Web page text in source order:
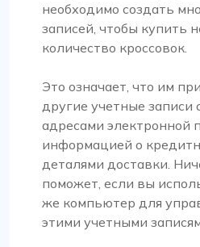
необходимо создать
записей, чтобы купить
количество кроссовок.
Это означает, что им
другие учетные записи
адресами электронной
информацией о
деталями доставки.
поможет, если вы
же компьютер для
этими учетными